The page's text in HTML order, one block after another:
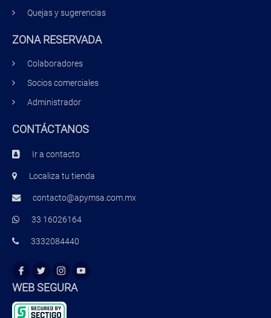
Quejas y sugerencias
ZONA RESERVADA
Colaboradores
Socios comerciales
Administrador
CONTÁCTANOS
Ir a contacto
Localiza tu tienda
contacto@apymsa.com.mx
33 16026164
3332084440
WEB SEGURA